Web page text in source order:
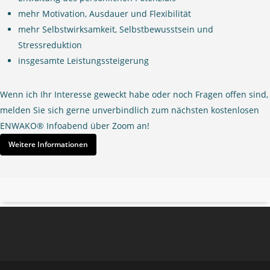
Koordinationsprobleme bspw. beim Jonglieren oder
Tanzen
Buchstabendreher (b-d-p-q) & Zahlendreher (12 – 21)
langsames Lesen/Schreiben
verschiedene Richtungen
eingeschränkte Konzentration und Aufmerksamkeit sowie
Ausdauer
beim Sitzen ein Bein unterschlagen
unterschlagene Beine und W-Sitz
nach vorne gebeugte Haltung oder zurückgelehnt mit
gestreckten Beinen
Schwindel und Übelkeit
Gleichgewichtsprobleme und ungünstige Körperhaltung
Ungeschicklichkeit
mehr Motivation, Ausdauer und Flexibilität
mehr Selbstwirksamkeit, Selbstbewusstsein und
Stressreduktion
insgesamte Leistungssteigerung
Wenn ich Ihr Interesse geweckt habe oder noch Fragen offen sind,
melden Sie sich gerne unverbindlich zum nächsten kostenlosen
ENWAKO® Infoabend über Zoom an!
Weitere Informationen